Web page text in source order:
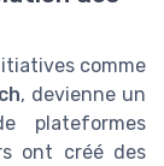
comme
, devienne un
plateformes
ont créé des